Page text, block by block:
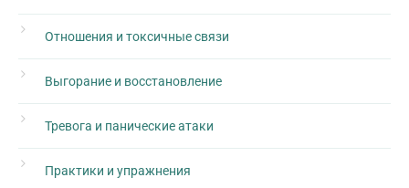
Отношения и токсичные связи
Выгорание и восстановление
Тревога и панические атаки
Практики и упражнения